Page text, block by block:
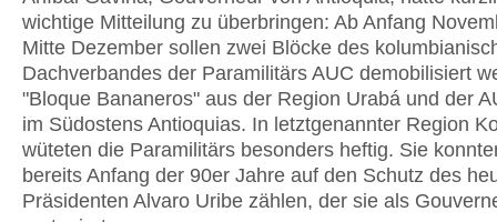
wichtige Mitteilung zu überbringen: Ab Anfang
Mitte Dezember sollen zwei Blöcke des
Dachverbandes der Paramilitärs AUC demobilisiert
"Bloque Bananeros" aus der Region Urabá und der
im Südostens Antioquias. In letztgenannter Region
wüteten die Paramilitärs besonders heftig. Sie
bereits Anfang der 90er Jahre auf den Schutz des
Präsidenten Alvaro Uribe zählen, der sie als